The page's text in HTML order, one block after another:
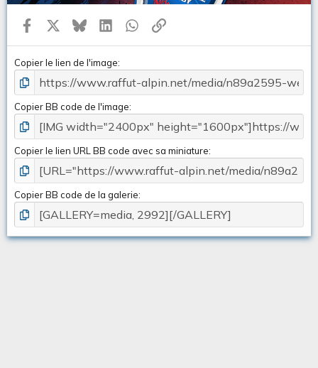
Facebook BlueskyLinkedInWhatsApp
Lien
Copier le lien de l'image
Copier BB code de l'image
Copier le lien URL BB code avec sa miniature
Copier BB code de la galerie